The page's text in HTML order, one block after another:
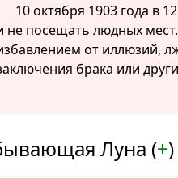
10 октября 1903 года в
не посещать людных
от иллюзий,
брака или
Луна (+)